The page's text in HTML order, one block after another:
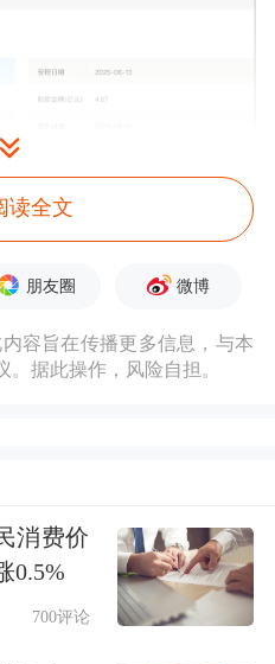
机遇
等新
，带动板块热度居
益率屡创新高，新
点。当下，消费者
化、场景化成为新
竞争格局加速重构。
读全文
朋友圈 微博
容旨在传播更多信息，与本
据此操作，风险自担。
消费价
0.5%
700评论